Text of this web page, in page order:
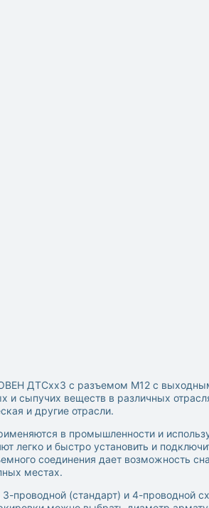
ДТСхх3 с разъемом М12 с
и сыпучих веществ в различных
и другие отрасли.
в промышленности и
легко и быстро установить и
соединения дает возможность
местах.
(стандарт) и 4-проводной